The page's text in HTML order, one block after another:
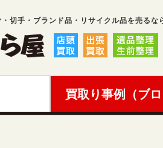
切手・ブランド品・リサイクル品を売るな
買取り事例（ブロ